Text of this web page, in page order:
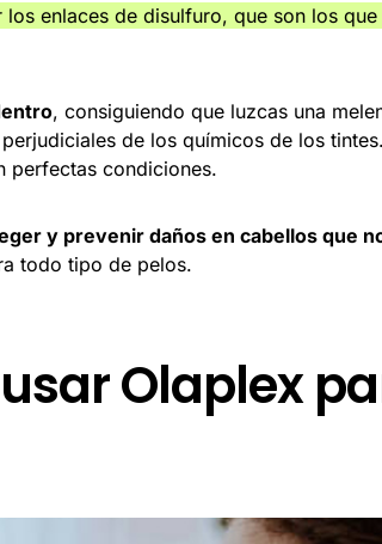
enlaces de disulfuro, que son los
, consiguiendo que luzcas una
de los químicos de los
perfectas condiciones.
y prevenir daños en cabellos que
todo tipo de pelos.
Olaplex